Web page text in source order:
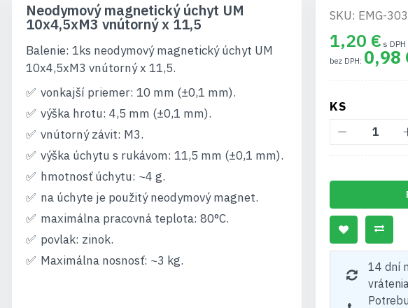
Neodymový magnetický úchyt UM
10x4,5xM3 vnútorný x 11,5
Balenie: 1ks neodymový magnetický úchyt UM
10x4,5xM3 vnútorný x 11,5.
vonkajší priemer: 10 mm (±0,1 mm).
výška hrotu: 4,5 mm (±0,1 mm).
vnútorný závit: M3.
výška úchytu s rukávom: 11,5 mm (±0,1 mm).
hmotnosť úchytu: ~4 g.
na úchyte je použitý neodymový magnet.
maximálna pracovná teplota: 80°C.
povlak: zinok.
Maximálna nosnosť: ~3 kg.
SKU: EMG-303
1,20 €
0,98
KS
14 dní